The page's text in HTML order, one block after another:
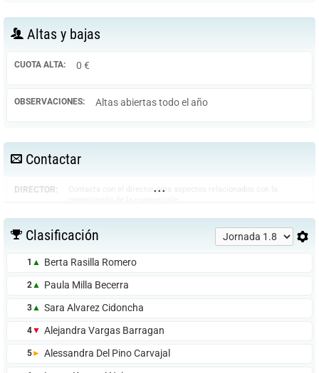
Altas y bajas
CUOTA ALTA: 0 €
OBSERVACIONES: Altas abiertas todo el año
Contactar
...
DIRECTOR:
Contacta con el director para aspectos relacionados con la
Brunete Sport
chematorresmarin@gmail.com
ÁRBITRO:
deportivas que se produzcan en el transcurso de la competición o
disputas que requieran del arbitraje de un tercero. Recuerda que la
mayoría de las situaciones vienen contempladas en la normativa.
Consúltala antes de contactar.
Clasificación
1 ▲ Berta Rasilla Romero
2▲ Paula Milla Becerra
3▲ Sara Alvarez Cidoncha
4▼ Alejandra Vargas Barragan
5► Alessandra Del Pino Carvajal